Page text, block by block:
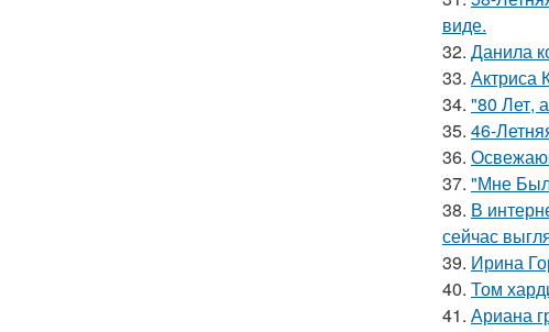
виде.
32. Данила
33. Актриса
34. "80 Лет,
35. 46-
36.
37. "Мне
38. В
сейчас
39. Ирина
40. Том
41. Ариана